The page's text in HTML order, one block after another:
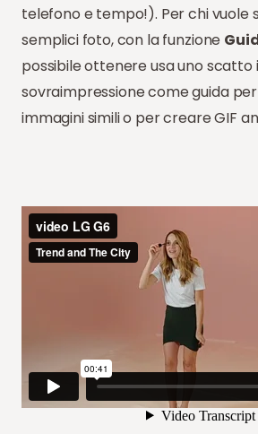
telefono e tempo!). Per chi vuole
semplici foto, con la funzione
possibile ottenere usa uno scatto
sovraimpressione come guida
immagini simili o per creare GIF